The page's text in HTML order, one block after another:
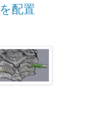
配置